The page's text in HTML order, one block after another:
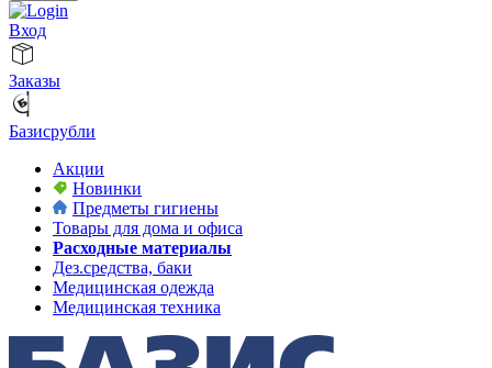
Вход
Заказы
Базисрубли
Акции
Новинки
Предметы гигиены
Товары для дома и офиса
Расходные материалы
Дез.средства, баки
Медицинская одежда
Медицинская техника